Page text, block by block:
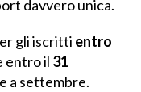
davvero unica.
gli iscritti entro
entro il 31
a settembre.